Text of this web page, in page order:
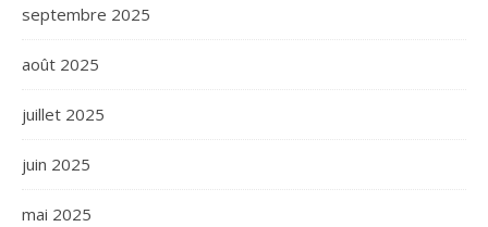
septembre 2025
août 2025
juillet 2025
juin 2025
mai 2025